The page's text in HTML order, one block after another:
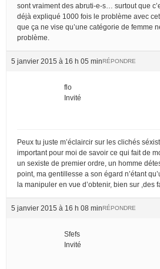
sont vraiment des abruti-e-s… surtout que
déjà expliqué 1000 fois le problème avec
que ça ne vise qu’une catégorie de femme
problème.
5 janvier 2015 à 16 h 05 minRÉPONDRE
flo
Invité
Peux tu juste m’éclaircir sur les clichés
important pour moi de savoir ce qui fait de
un sexiste de premier ordre, un homme
point, ma gentillesse a son égard n’étant
la manipuler en vue d’obtenir, bien sur ,des
5 janvier 2015 à 16 h 08 minRÉPONDRE
Sfefs
Invité